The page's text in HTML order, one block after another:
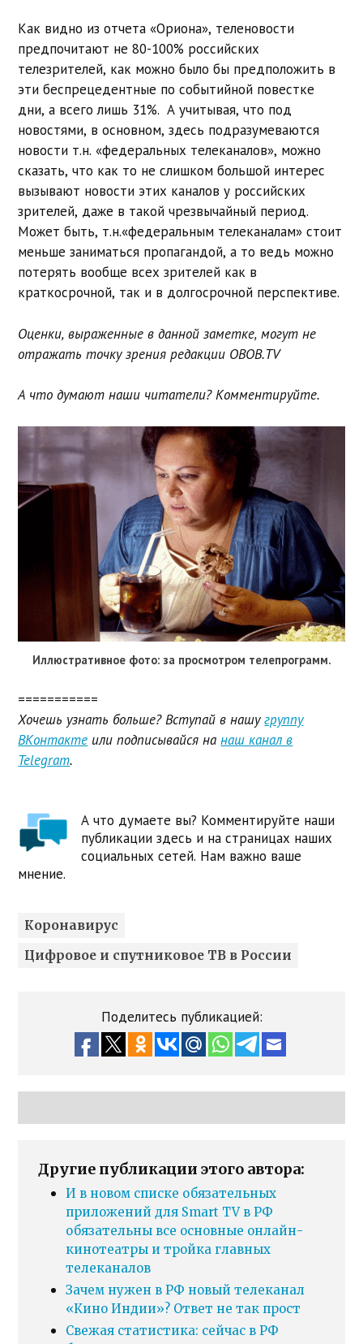
Как видно из отчета «Ориона», теленовости
предпочитают не 80-100% российских
телезрителей, как можно было бы предположить в
эти беспрецедентные по событийной повестке
дни, а всего лишь 31%. А учитывая, что под
новостями, в основном, здесь подразумеваются
новости т.н. «федеральных телеканалов», можно
сказать, что как то не слишком большой интерес
вызывают новости этих каналов у российских
зрителей, даже в такой чрезвычайный период.
Может быть, т.н.«федеральным телеканалам» стоит
меньше заниматься пропагандой, а то ведь можно
потерять вообще всех зрителей как в
краткосрочной, так и в долгосрочной перспективе.
Оценки, выраженные в данной заметке, могут не
отражать точку зрения редакции OBOB.TV
А что думают наши читатели? Комментируйте.
Иллюстративное фото: за просмотром телепрограмм.
===========
Хочешь узнать больше? Вступай в нашугруппу
ВКонтакте или подписывайся нанаш канал в
Telegram.
А что думаете вы? Комментируйте наши
публикации здесь и на страницах наших
социальных сетей. Нам важно ваше
мнение.
Коронавирус
Цифровое и спутниковое ТВ в России
Поделитесь публикацией:
Другие публикации этого автора:
И в новом списке обязательных
приложений для Smart TV в РФ
обязательны все основные онлайн-
кинотеатры и тройка главных
телеканалов
Зачем нужен в РФ новый телеканал
«Кино Индии»? Ответ не так прост
Свежая статистика: сейчас в РФ